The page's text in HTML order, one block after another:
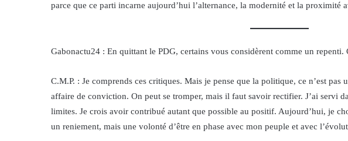
parce que ce parti incarne aujourd’hui l’alternance, la modernité et la proximité
Gabonactu24 : En quittant le PDG, certains vous considèrent comme un repenti.
C.M.P. : Je comprends ces critiques. Mais je pense que la politique, ce n’est pas
affaire de conviction. On peut se tromper, mais il faut savoir rectifier. J’ai servi
limites. Je crois avoir contribué autant que possible au positif. Aujourd’hui, je
un reniement, mais une volonté d’être en phase avec mon peuple et avec